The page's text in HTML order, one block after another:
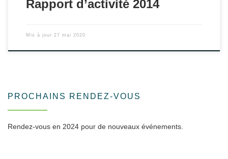
Rapport d’activité 2014
Mis à jour 27 mai 2020
PROCHAINS RENDEZ-VOUS
Rendez-vous en 2024 pour de nouveaux événements.